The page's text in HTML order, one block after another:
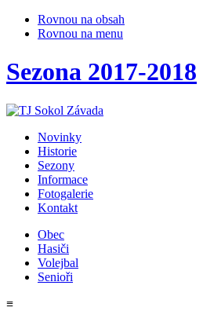
Rovnou na obsah
Rovnou na menu
Sezona 2017-2018
Novinky
Historie
Sezony
Informace
Fotogalerie
Kontakt
Obec
Hasiči
Volejbal
Senioři
≡